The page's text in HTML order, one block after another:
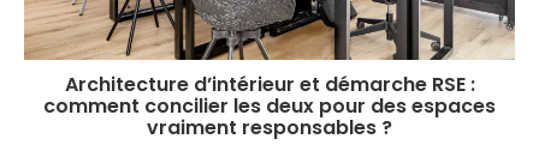
Architecture d’intérieur et démarche RSE :
comment concilier les deux pour des espaces
vraiment responsables ?